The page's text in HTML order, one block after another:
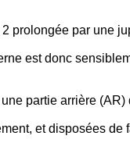
prolongée par une
est donc
partie arrière (AR)
et disposées de